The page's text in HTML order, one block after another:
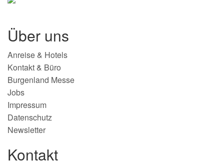
Über uns
Anreise & Hotels
Kontakt & Büro
Burgenland Messe
Jobs
Impressum
Datenschutz
Newsletter
Kontakt